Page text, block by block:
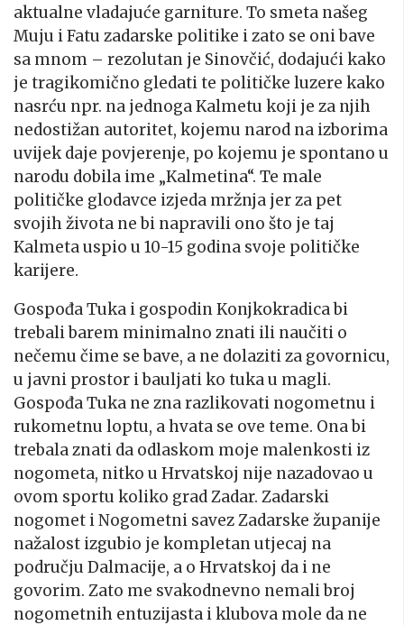
aktualne vladajuće garniture. To smeta našeg
Muju i Fatu zadarske politike i zato se oni bave
sa mnom – rezolutan je Sinovčić, dodajući kako
je tragikomično gledati te političke luzere kako
nasrću npr. na jednoga Kalmetu koji je za njih
nedostižan autoritet, kojemu narod na izborima
uvijek daje povjerenje, po kojemu je spontano u
narodu dobila ime „Kalmetina“. Te male
političke glodavce izjeda mržnja jer za pet
svojih života ne bi napravili ono što je taj
Kalmeta uspio u 10-15 godina svoje političke
karijere.
Gospođa Tuka i gospodin Konjkokradica bi
trebali barem minimalno znati ili naučiti o
nečemu čime se bave, a ne dolaziti za govornicu,
u javni prostor i bauljati ko tuka u magli.
Gospođa Tuka ne zna razlikovati nogometnu i
rukometnu loptu, a hvata se ove teme. Ona bi
trebala znati da odlaskom moje malenkosti iz
nogometa, nitko u Hrvatskoj nije nazadovao u
ovom sportu koliko grad Zadar. Zadarski
nogomet i Nogometni savez Zadarske županije
nažalost izgubio je kompletan utjecaj na
području Dalmacije, a o Hrvatskoj da i ne
govorim. Zato me svakodnevno nemali broj
nogometnih entuzijasta i klubova mole da ne